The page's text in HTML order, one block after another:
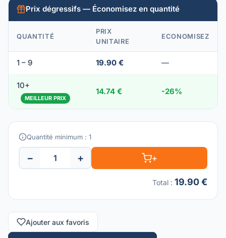
Prix dégressifs — Économisez en quantité
QUANTITÉ
PRIX
UNITAIRE
ECONOMISEZ
1 – 9 19.90 € —
10+
MEILLEUR PRIX
14.74 € -26%
Quantité minimum : 1
− + +
Total : 19.90 €
Ajouter aux favoris